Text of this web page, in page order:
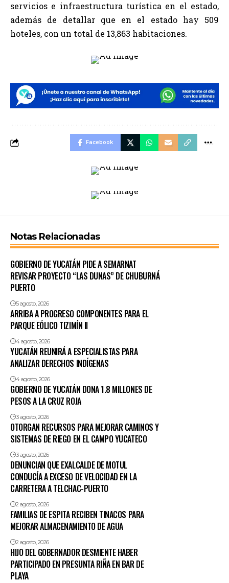
servicios e infraestructura turística en el estado,
además de detallar que en el estado hay 509
hoteles, con un total de 13,863 habitaciones.
Facebook
Notas Relacionadas
GOBIERNO DE YUCATÁN PIDE A SEMARNAT
REVISAR PROYECTO “LAS DUNAS” DE CHUBURNÁ
PUERTO
5 agosto, 2026
ARRIBA A PROGRESO COMPONENTES PARA EL
PARQUE EÓLICO TIZIMÍN II
4 agosto, 2026
YUCATÁN REUNIRÁ A ESPECIALISTAS PARA
ANALIZAR DERECHOS INDÍGENAS
4 agosto, 2026
GOBIERNO DE YUCATÁN DONA 1.8 MILLONES DE
PESOS A LA CRUZ ROJA
3 agosto, 2026
OTORGAN RECURSOS PARA MEJORAR CAMINOS Y
SISTEMAS DE RIEGO EN EL CAMPO YUCATECO
3 agosto, 2026
DENUNCIAN QUE EXALCALDE DE MOTUL
CONDUCÍA A EXCESO DE VELOCIDAD EN LA
CARRETERA A TELCHAC-PUERTO
2 agosto, 2026
FAMILIAS DE ESPITA RECIBEN TINACOS PARA
MEJORAR ALMACENAMIENTO DE AGUA
2 agosto, 2026
HIJO DEL GOBERNADOR DESMIENTE HABER
PARTICIPADO EN PRESUNTA RIÑA EN BAR DE
PLAYA